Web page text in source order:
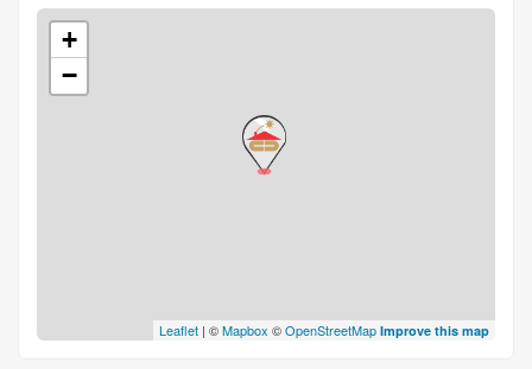
+
−
Leaflet | ©Mapbox ©OpenStreetMap Improve this map